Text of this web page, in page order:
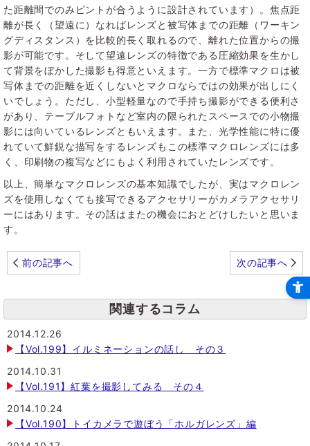
た距離間でのみピントが合うように設計されています）。焦点距
離が長く（望遠に）なればレンズと被写体までの距離（ワーキン
グディスタンス）を比較的長く取れるので、離れた位置からの撮
影が可能です。そして望遠レンズの特徴である圧縮効果を生かし
て背景をぼかした撮影も得意といえます。一方で標準マクロは被
写体までの距離を近くしないとマクロならではの効果が出しにく
いでしょう。ただし、小型軽量なので手持ち撮影ができる便利さ
があり、テーブルフォトなど室内の限られたスペースでの小物撮
影には向いているレンズともいえます。また、光学性能に特に優
れていて鮮鋭な描写をするレンズもこの標準マクロレンズには多
く、印刷物の複写などにもよく利用されていたレンズです。
以上、簡単なマクロレンズの基本知識でしたが、実はマクロレン
ズを使用しなくても接写できるアクセサリーがカメラアクセサリ
ーにはあります。その話はまたの機会におとどけしたいと思いま
す。
前の記事へ 次の記事へ
関連するコラム
2014.12.26
【Vol.199】イルミネーションの話し その３
2014.10.31
【Vol.191】紅葉を撮影してみる その４
2014.10.24
【Vol.190】トイカメラで遊ぼう「ホルガレンズ」編